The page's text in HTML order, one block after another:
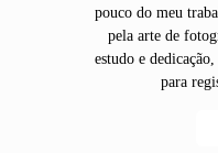
pouco do meu
pela arte de
estudo e
para